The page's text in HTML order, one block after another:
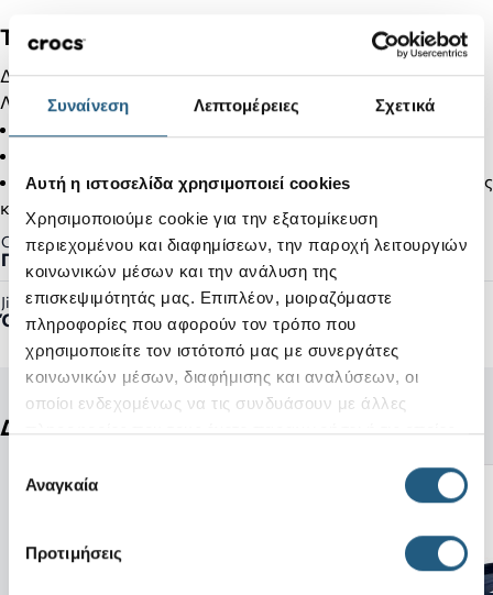
Συναίνεση Λεπτομέρειες Σχετικά
Αυτή η ιστοσελίδα χρησιμοποιεί cookies
Χρησιμοποιούμε cookie για την εξατομίκευση
περιεχομένου και διαφημίσεων, την παροχή λειτουργιών
κοινωνικών μέσων και την ανάλυση της
επισκεψιμότητάς μας. Επιπλέον, μοιραζόμαστε
πληροφορίες που αφορούν τον τρόπο που
χρησιμοποιείτε τον ιστότοπό μας με συνεργάτες
κοινωνικών μέσων, διαφήμισης και αναλύσεων, οι
οποίοι ενδεχομένως να τις συνδυάσουν με άλλες
πληροφορίες που τους έχετε παραχωρήσει ή τις οποίες
των υπηρεσιών τους.
συγκατάθεσης
Αναγκαία
Προτιμήσεις
Tan Long Hair Puff
Διακόσμησε τα Crocs σου με Jibbitz και κάνε τα μοναδικά!!!
Λεπτομέρειες Προϊόντος:
Στα προϊόντα της κατηγορίας Jibbitz δεν γίνονται αλλαγές
και επιστροφές.
Gender:
Γυναικείο, Ανδρικό
Jibbitz™ Ready:
Όχι
Δείτε ακόμη